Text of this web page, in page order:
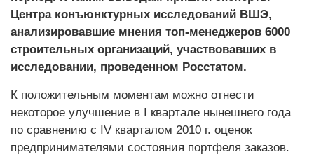
Центра конъюнктурных исследований ВШЭ,
анализировавшие мнения топ-менеджеров 6000
строительных организаций, участвовавших в
исследовании, проведенном Росстатом.
К положительным моментам можно отнести
некоторое улучшение в I квартале нынешнего года
по сравнению с IV кварталом 2010 г. оценок
предпринимателями состояния портфеля заказов.